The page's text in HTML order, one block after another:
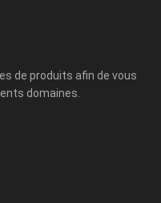
de produits afin de vous
domaines.